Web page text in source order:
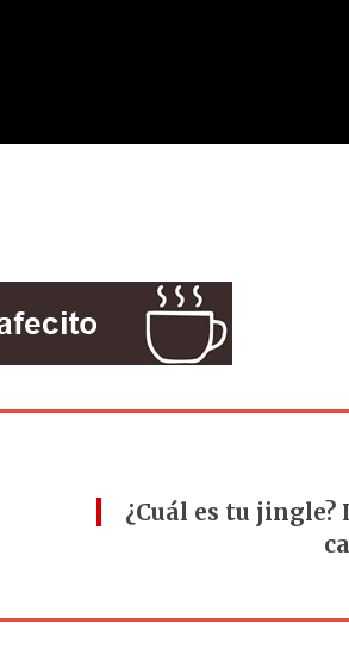
¿Cuál es tu jingle?